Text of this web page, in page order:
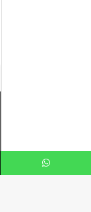
WhatsApp